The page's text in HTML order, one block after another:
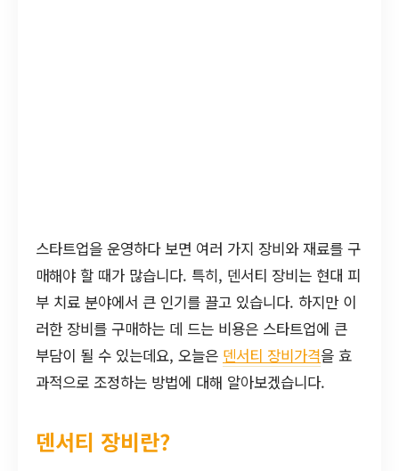
스타트업을 운영하다 보면 여러 가지 장비와 재료를 구
매해야 할 때가 많습니다. 특히, 덴서티 장비는 현대 피
부 치료 분야에서 큰 인기를 끌고 있습니다. 하지만 이
러한 장비를 구매하는 데 드는 비용은 스타트업에 큰
부담이 될 수 있는데요, 오늘은 덴서티 장비가격을 효
과적으로 조정하는 방법에 대해 알아보겠습니다.
덴서티 장비란?